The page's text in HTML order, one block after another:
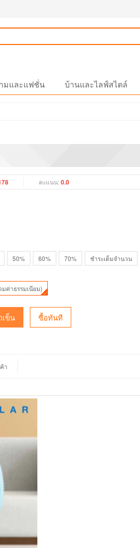
มและแฟชั่น บ้านและไลฟ์สไตล์
คะแนน:0.0
50% 60% 70% ชำระเต็มจำนวน
มค่าธรรมเนียม)
เข็น ซื้อทันที
า